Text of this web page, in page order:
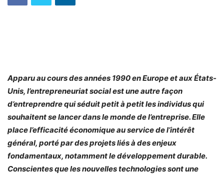
Apparu au cours des années 1990 en Europe et aux États-
Unis, l’entrepreneuriat social est une autre façon
d’entreprendre qui séduit petit à petit les individus qui
souhaitent se lancer dans le monde de l’entreprise. Elle
place l’efficacité économique au service de l’intérêt
général, porté par des projets liés à des enjeux
fondamentaux, notamment le développement durable.
Conscientes que les nouvelles technologies sont une